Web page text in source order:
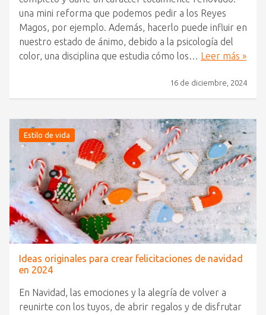
una mini reforma que podemos pedir a los Reyes
Magos, por ejemplo. Además, hacerlo puede influir en
nuestro estado de ánimo, debido a la psicología del
color, una disciplina que estudia cómo los… Leer más »
16 de diciembre, 2024
Estilo de vida
Ideas originales para crear felicitaciones de navidad
en 2024
En Navidad, las emociones y la alegría de volver a
reunirte con los tuyos, de abrir regalos y de disfrutar